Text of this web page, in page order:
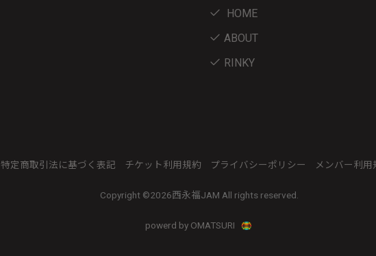
HOME
ABOUT
RINKY
特定商取引法に基づく表記 チケット利用規約 プライバシーポリシー メンバー利用
Copyright ©2026西永福JAM All rights reserved.
powerd by OMATSURI